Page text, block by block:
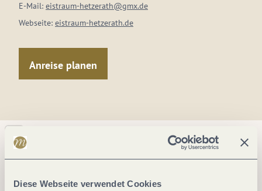
Diese Webseite verwendet Cookies
E-Mail: eistraum-hetzerath@gmx.de
Webseite: eistraum-hetzerath.de
Anreise planen